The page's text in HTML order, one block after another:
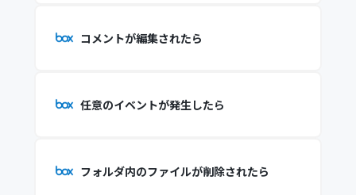
コメントが編集されたら
任意のイベントが発生したら
フォルダ内のファイルが削除されたら